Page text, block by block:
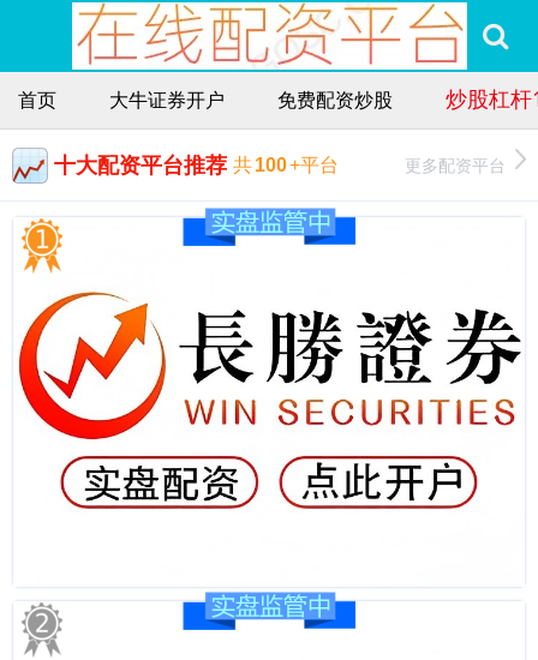
首页 大牛证券开户 免费配资炒股 炒股杠杆
十大配资平台推荐 共100+平台 更多配资平台